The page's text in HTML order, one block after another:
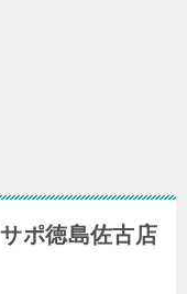
ポ徳島佐古店